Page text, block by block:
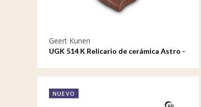
Geert Kunen
UGK 514 K Relicario de cerámica Astro -
NUEVO